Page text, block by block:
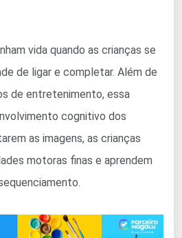
vida quando as crianças se
de ligar e completar. Além de
de entretenimento, essa
cognitivo dos
as imagens, as crianças
motoras finas e aprendem